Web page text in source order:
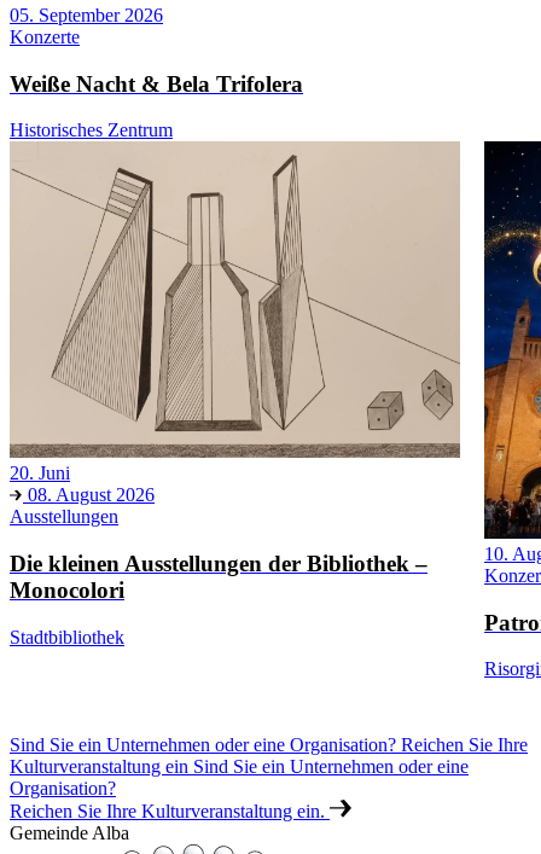
05. September 2026
Konzerte
Weiße Nacht & Bela Trifolera
Historisches Zentrum
20. Juni
08. August 2026
Ausstellungen
Die kleinen Ausstellungen der Bibliothek –
Monocolori
Stadtbibliothek
10.
Sind Sie ein Unternehmen oder eine Organisation? Reichen Sie Ihre
Kulturveranstaltung ein Sind Sie ein Unternehmen oder eine
Organisation?
Reichen Sie Ihre Kulturveranstaltung ein.
Gemeinde Alba